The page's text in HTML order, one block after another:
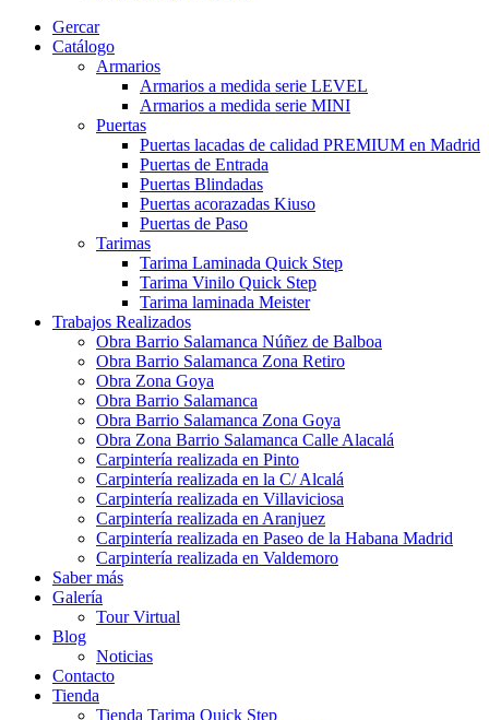
Gercar
Catálogo
Armarios
Armarios a medida serie LEVEL
Armarios a medida serie MINI
Puertas
Puertas lacadas de calidad PREMIUM en Madrid
Puertas de Entrada
Puertas Blindadas
Puertas acorazadas Kiuso
Puertas de Paso
Tarimas
Tarima Laminada Quick Step
Tarima Vinilo Quick Step
Tarima laminada Meister
Trabajos Realizados
Obra Barrio Salamanca Núñez de Balboa
Obra Barrio Salamanca Zona Retiro
Obra Zona Goya
Obra Barrio Salamanca
Obra Barrio Salamanca Zona Goya
Obra Zona Barrio Salamanca Calle Alacalá
Carpintería realizada en Pinto
Carpintería realizada en la C/ Alcalá
Carpintería realizada en Villaviciosa
Carpintería realizada en Aranjuez
Carpintería realizada en Paseo de la Habana Madrid
Carpintería realizada en Valdemoro
Saber más
Galería
Tour Virtual
Blog
Noticias
Contacto
Tienda
Tienda Tarima Quick Step